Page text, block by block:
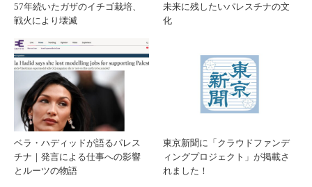
シン
全成
57年続いたガザのイチゴ栽培、
戦火により壊滅
未来に残したいパレスチナの文
化
ベラ・ハディッドが語るパレス
チナ｜発言による仕事への影響
とルーツの物語
東京新聞に「クラウドファンデ
ィングプロジェクト」が掲載さ
れました！